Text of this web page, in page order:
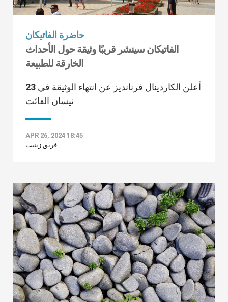
حاضرة الفاتيكان
الفاتيكان سينشر قريبًا وثيقة حول الأحداث
الخارقة للطبيعة
أعلن الكاردينال فرنانديز عن انتهاء الوثيقة في 23
نيسان الفائت
APR 26, 2024 18:45
فريق زينيت